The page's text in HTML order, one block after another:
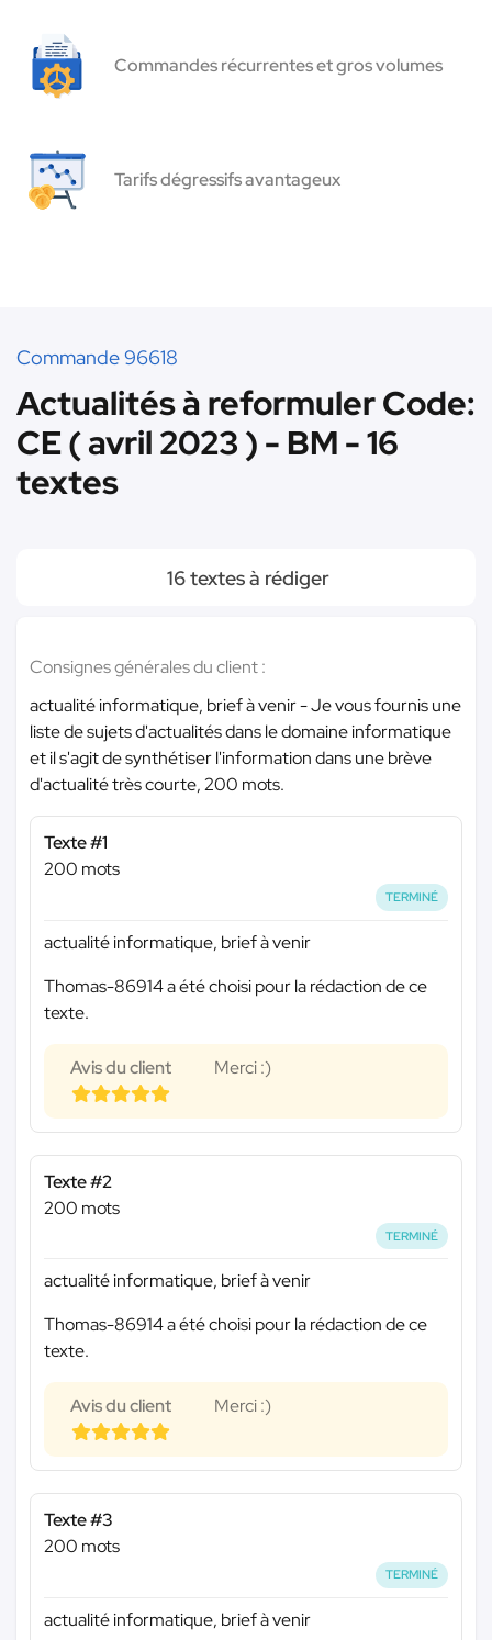
Commandes récurrentes et gros volumes
Tarifs dégressifs avantageux
Commande 96618
Actualités à reformuler Code:
CE ( avril 2023 ) - BM - 16
textes
16 textes à rédiger
Consignes générales du client :
actualité informatique, brief à venir - Je vous fournis une
liste de sujets d'actualités dans le domaine informatique
et il s'agit de synthétiser l'information dans une brève
d'actualité très courte, 200 mots.
Texte #1
200 mots
TERMINÉ
actualité informatique, brief à venir
Thomas-86914 a été choisi pour la rédaction de ce
texte.
Avis du client Merci :)
Texte #2
200 mots
TERMINÉ
actualité informatique, brief à venir
Thomas-86914 a été choisi pour la rédaction de ce
texte.
Avis du client Merci :)
Texte #3
200 mots
TERMINÉ
actualité informatique, brief à venir